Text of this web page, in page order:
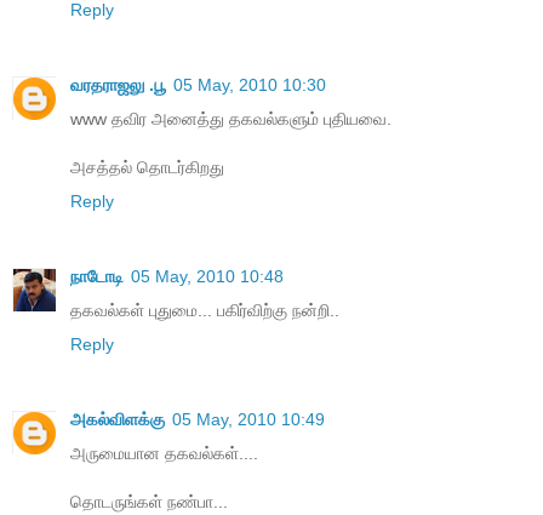
Reply
வரதராஜலு .பூ 05 May, 2010 10:30
www தவிர அனைத்து தகவல்களும் புதியவை.
அசத்தல் தொடர்கிறது
Reply
நாடோடி 05 May, 2010 10:48
த‌க‌வ‌ல்க‌ள் புதுமை... ப‌கிர்விற்கு ந‌ன்றி..
Reply
அகல்விளக்கு 05 May, 2010 10:49
அருமையான தகவல்கள்....
தொடருங்கள் நண்பா...